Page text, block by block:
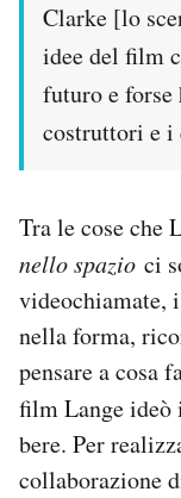
Clarke [lo
idee del film
futuro e forse
costruttori e i
Tra le cose che
nello spazio ci
videochiamate,
nella forma,
pensare a cosa
film Lange ideò
bere. Per
collaborazione